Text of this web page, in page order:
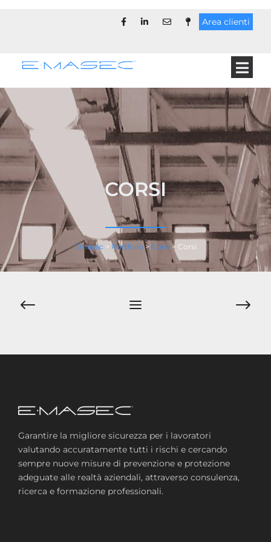
Area clienti
CORSI
Emasec > Portfolio> Corsi > Corsi
Navigazione
Garantire la migliore sicurezza per i lavoratori
valutando accuratamente tutti i rischi e cercando
sempre nuove misure di prevenzione e protezione
adeguate alle realtà aziendali, attraverso consulenza,
ricerca e formazione professionali.